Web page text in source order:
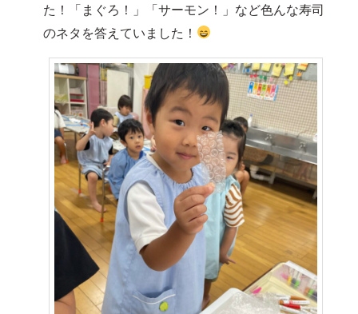
た！「まぐろ！」「サーモン！」など色んな寿司
のネタを答えていました！